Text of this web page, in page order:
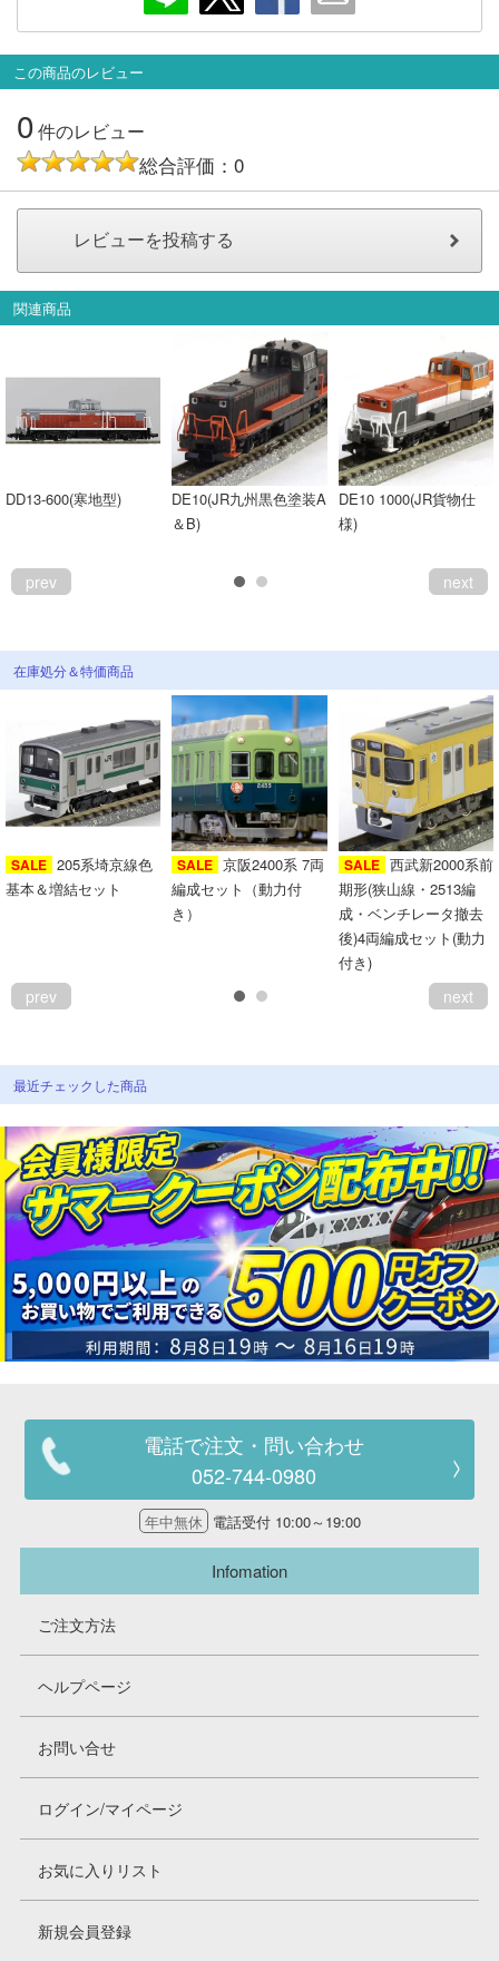
会社概要
© 2026 Mid Japan, Inc.
この商品のレビュー
0件のレビュー
総合評価：0
関連商品
DD13-600(寒地型)
DE10(JR九州黒色塗装A
＆B)
DE10 1000(JR貨物仕
様)
prev next
在庫処分＆特価商品
SALE 205系埼京線色
基本＆増結セット
SALE 京阪2400系 7両
編成セット（動力付
き）
SALE 西武新2000系前
期形(狭山線・2513編
成・ベンチレータ撤去
後)4両編成セット(動力
付き)
prev next
最近チェックした商品
電話で注文・問い合わせ
052-744-0980
年中無休 電話受付 10:00～19:00
Infomation
ご注文方法
ヘルプページ
お問い合せ
ログイン/マイページ
お気に入りリスト
新規会員登録